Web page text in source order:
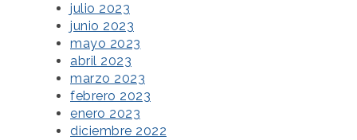
julio 2023
junio 2023
mayo 2023
abril 2023
marzo 2023
febrero 2023
enero 2023
diciembre 2022